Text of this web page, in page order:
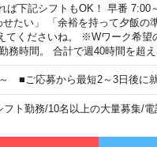
ば下記シフトもOK！ 早番 7:00
たい」 「余裕を持って夕飯の
てくださいね。 ※Wワーク希望
時間。 合計で週40時間を超え
■ご応募から最短2～3日後に
フト勤務/10名以上の大量募集/電